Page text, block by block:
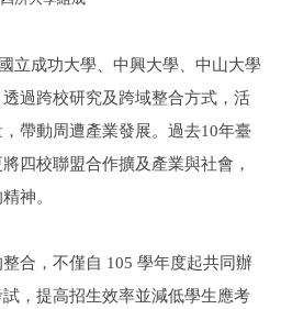
立成功大學、中興大學、中山大學
過跨校研究及跨域整合方式，活
帶動周遭產業發展。過去10年臺
四校聯盟合作擴及產業與社會，
神。
合，不僅自 105 學年度起共同辦
，提高招生效率並減低學生應考